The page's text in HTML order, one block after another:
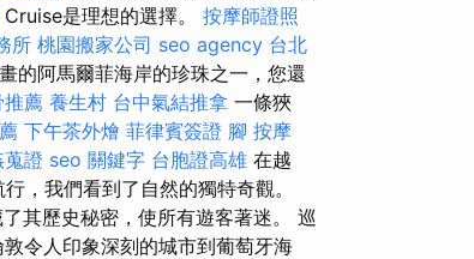
Cruise是理想的選擇。 按摩師證照
所 桃園搬家公司 seo agency 台北
的阿馬爾菲海岸的珍珠之一，您還
推薦 養生村 台中氣結推拿 一條狹
下午茶外燴 菲律賓簽證 腳 按摩
證 seo 關鍵字 台胞證高雄 在越
，我們看到了自然的獨特奇觀。
其歷史秘密，使所有遊客著迷。 巡
敦令人印象深刻的城市到葡萄牙海